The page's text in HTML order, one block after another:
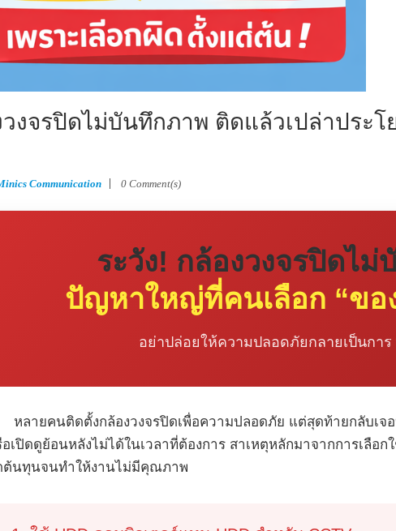
งจรปิดไม่บันทึกภาพ ติดแล้วเปล่าประโ
Communication 0 Comment(s)
ระวัง! กล้องวงจรปิดไ
ปัญหาใหญ่ที่คนเลือก “ขอ
อย่าปล่อยให้ความปลอดภัยกลายเป็นการ
หลายคนติดตั้งกล้องวงจรปิดเพื่อความปลอดภัย แต่สุดท้ายกลับเจ
เปิดดูย้อนหลังไม่ได้ในเวลาที่ต้องการ สาเหตุหลักมาจากการเลือ
ต้นทุนจนทำให้งานไม่มีคุณภาพ